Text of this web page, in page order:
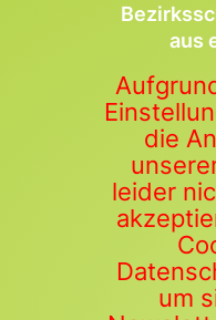
aus
die
leider
um